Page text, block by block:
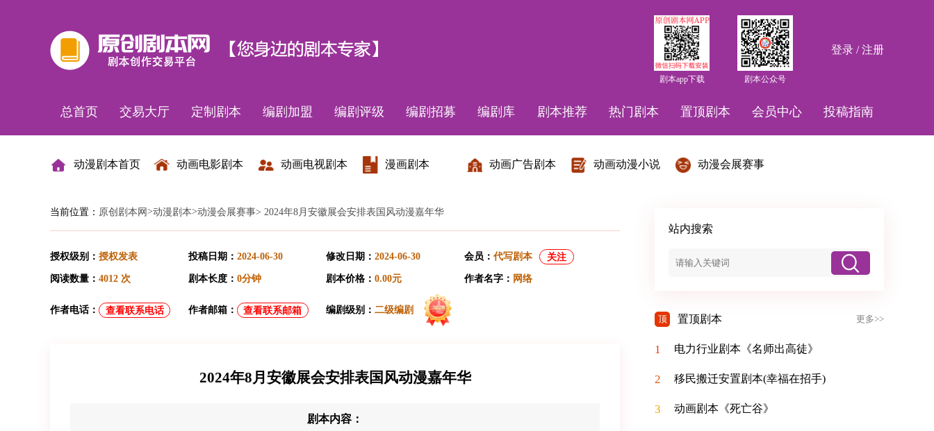
剧本app下载 剧本公众号
登录 / 注册
总首页 交易大厅 定制剧本 编剧加盟 编剧评级 编剧招募 编剧库 剧本推荐 热门剧本 置顶剧本 会员中心 投稿指南
动漫剧本首页 动画电影剧本 动画电视剧本 漫画剧本 动画广告剧本 动画动漫小说 动漫会展赛事
当前位置： 原创剧本网 >动漫剧本>动漫会展赛事> 2024年8月安徽展会安排表国风动漫嘉年华
授权级别： 授权发表 投稿日期： 2024-06-30 修改日期：2024-06-30 会员： 代写剧本 关注
阅读数量： 4012 次 剧本长度： 0分钟 剧本价格：0.00元 作者名字： 网络
作者电话： 查看联系电话 作者邮箱： 查看联系邮箱 编剧级别：二级编剧
2024年8月安徽展会安排表国风动漫嘉年华
剧本内容：
站内搜索
顶 置顶剧本 更多>>
1 电力行业剧本《名师出高徒》
2 移民搬迁安置剧本(幸福在招手)
3 动画剧本《死亡谷》